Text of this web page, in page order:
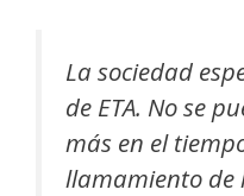
La sociedad
de ETA. No se
más en el
llamamiento de